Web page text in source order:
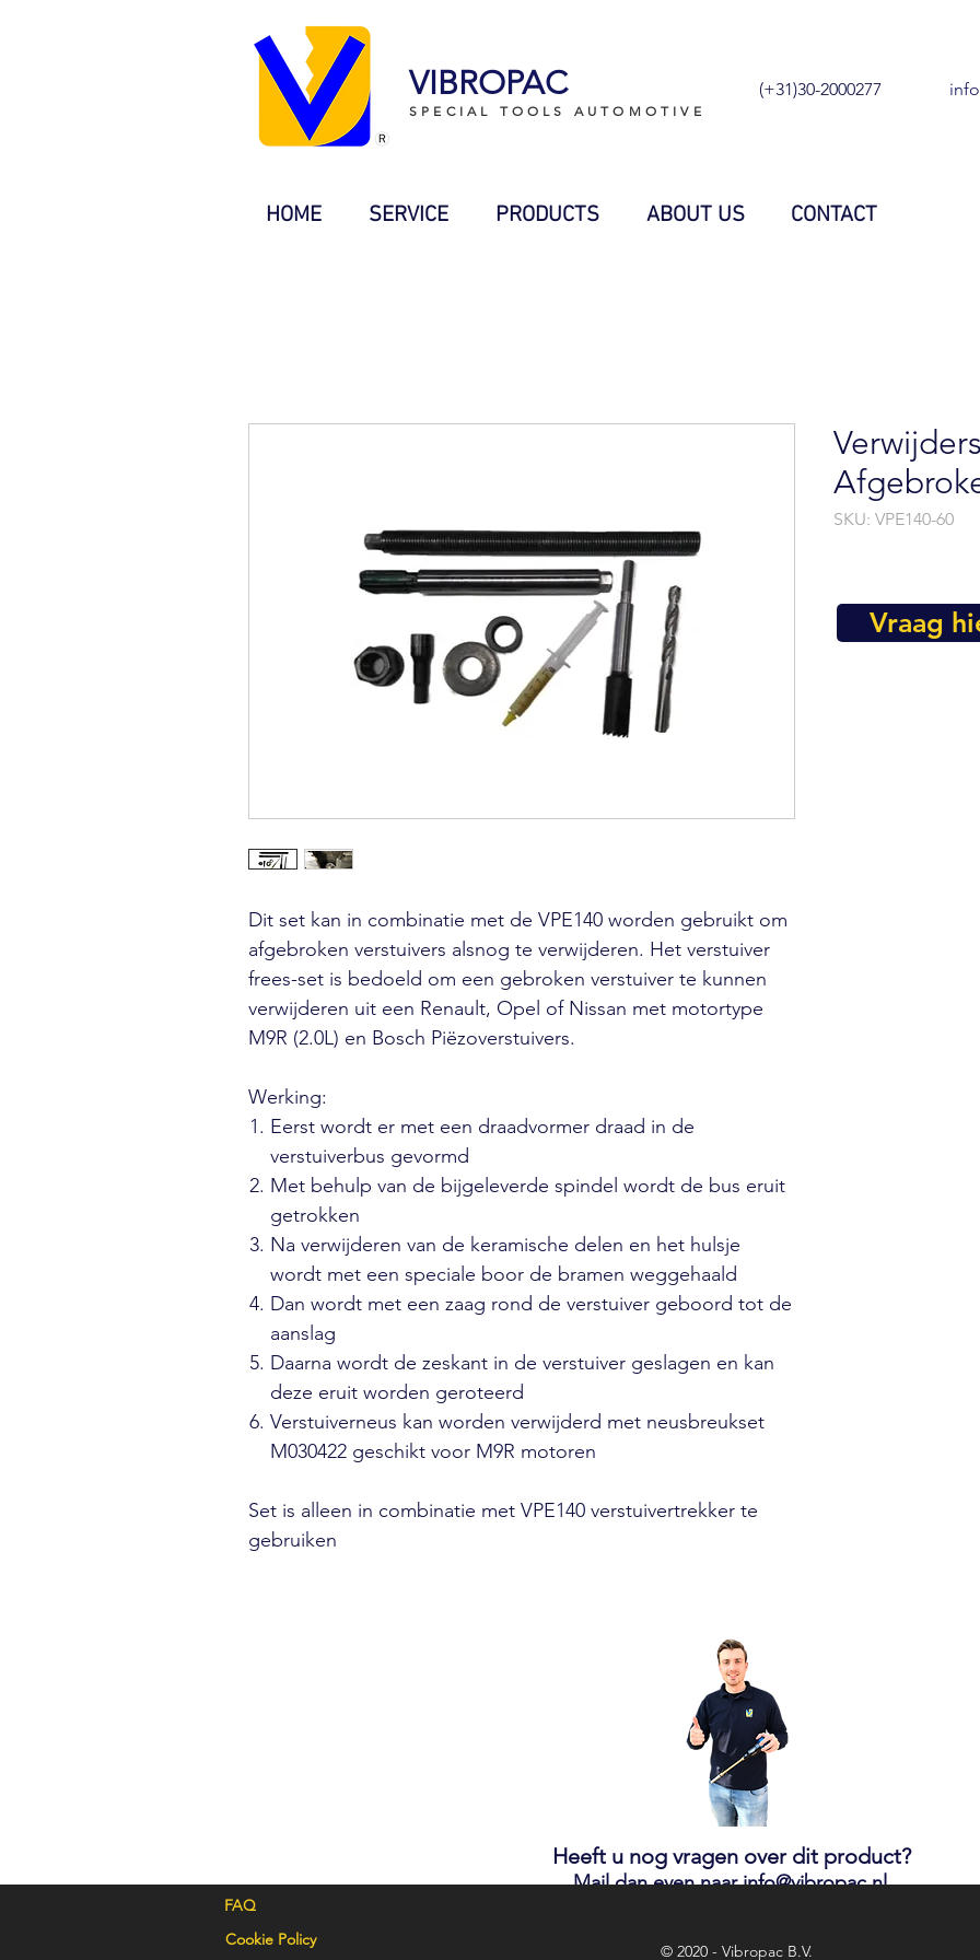
VIBROPAC
SPECIAL TOOLS AUTOMOTIVE
(+31)30-2000277
HOME SERVICE PRODUCTS ABOUT US CONTACT
Dit set kan in combinatie met de VPE140 worden gebruikt om
afgebroken verstuivers alsnog te verwijderen. Het verstuiver
frees-set is bedoeld om een gebroken verstuiver te kunnen
verwijderen uit een Renault, Opel of Nissan met motortype
M9R (2.0L) en Bosch Piëzoverstuivers.
Werking:
Eerst wordt er met een draadvormer draad in de
verstuiverbus gevormd
Met behulp van de bijgeleverde spindel wordt de bus eruit
getrokken
Na verwijderen van de keramische delen en het hulsje
wordt met een speciale boor de bramen weggehaald
Dan wordt met een zaag rond de verstuiver geboord tot de
aanslag
Daarna wordt de zeskant in de verstuiver geslagen en kan
deze eruit worden geroteerd
Verstuiverneus kan worden verwijderd met neusbreukset
M030422 geschikt voor M9R motoren
Set is alleen in combinatie met VPE140 verstuivertrekker te
gebruiken
SKU: VPE140-60
Vraag
Heeft u nog vragen over dit product?
Mail dan even naarinfo@vibropac.nl
FAQ
Cookie Policy
© 2020 - Vibropac B.V.